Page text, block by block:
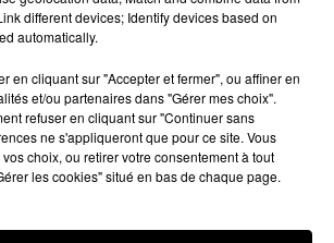
infos de l'Aude
- 2 min 22 sec
L'AUDE DU 21/12/2023 À
different devices; Identify devices based on
automatically.
en cliquant sur "Accepter et fermer", ou affiner en
et/ou partenaires dans "Gérer mes choix".
refuser en cliquant sur "Continuer sans
ne s'appliqueront que pour ce site. Vous
choix, ou retirer votre consentement à tout
les cookies" situé en bas de chaque page.